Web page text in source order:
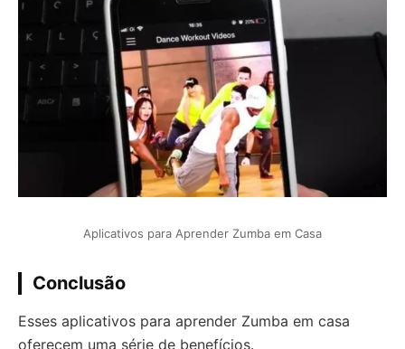
Aplicativos para Aprender Zumba em Casa
Conclusão
Esses aplicativos para aprender Zumba em casa
oferecem uma série de benefícios.